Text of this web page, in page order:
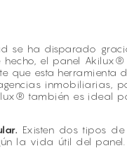
se ha disparado
hecho, el panel
que esta
inmobiliarias,
también es ideal
Existen dos tipos
la vida útil del